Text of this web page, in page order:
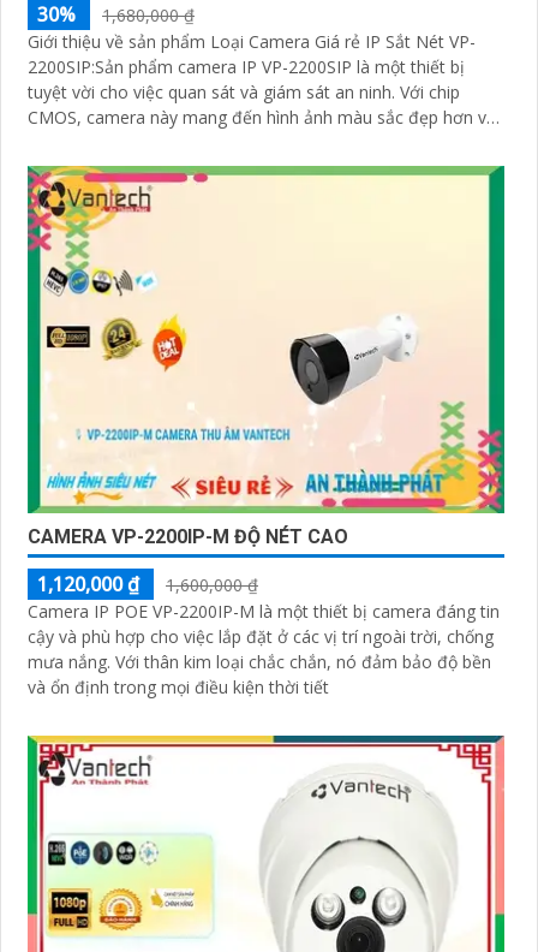
30%
1,680,000 ₫
Giới thiệu về sản phẩm Loại Camera Giá rẻ IP Sắt Nét VP-
2200SIP:Sản phẩm camera IP VP-2200SIP là một thiết bị
tuyệt vời cho việc quan sát và giám sát an ninh. Với chip
CMOS, camera này mang đến hình ảnh màu sắc đẹp hơn và
CAMERA VP-2200IP-M ĐỘ NÉT CAO
1,120,000 ₫
1,600,000 ₫
Camera IP POE VP-2200IP-M là một thiết bị camera đáng tin
cậy và phù hợp cho việc lắp đặt ở các vị trí ngoài trời, chống
mưa nắng. Với thân kim loại chắc chắn, nó đảm bảo độ bền
và ổn định trong mọi điều kiện thời tiết